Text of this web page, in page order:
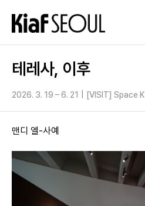
테레사, 이후
2026. 3. 19 – 6. 21 [VISIT] Space K
맨디 엘-사예